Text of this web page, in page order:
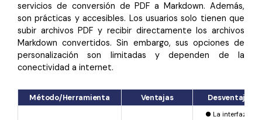
servicios de conversión de PDF a Markdown. Además,
son prácticas y accesibles. Los usuarios solo tienen que
subir archivos PDF y recibir directamente los archivos
Markdown convertidos. Sin embargo, sus opciones de
personalización son limitadas y dependen de la
conectividad a internet.
Método/Herramienta Ventajas Desventajas
● La interfaz de